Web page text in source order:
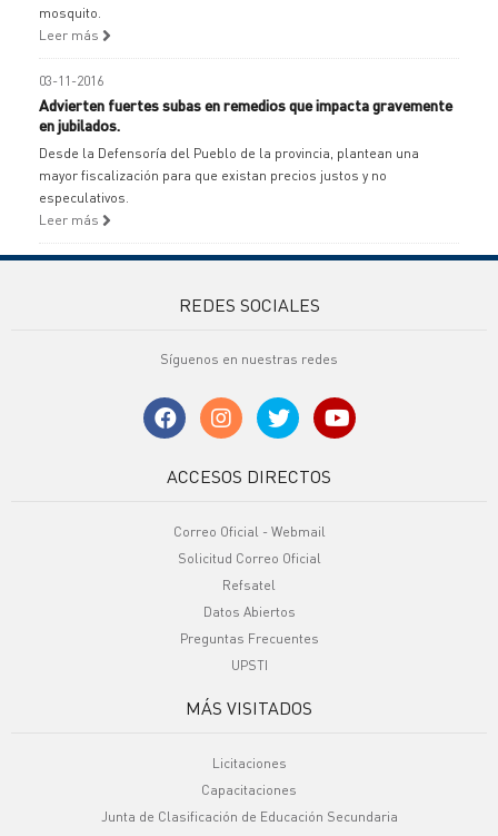
mosquito.
Leer más
03-11-2016
Advierten fuertes subas en remedios que impacta gravemente
en jubilados.
Desde la Defensoría del Pueblo de la provincia, plantean una
mayor fiscalización para que existan precios justos y no
especulativos.
Leer más
REDES SOCIALES
Síguenos en nuestras redes
ACCESOS DIRECTOS
Correo Oficial - Webmail
Solicitud Correo Oficial
Refsatel
Datos Abiertos
Preguntas Frecuentes
UPSTI
MÁS VISITADOS
Licitaciones
Capacitaciones
Junta de Clasificación de Educación Secundaria